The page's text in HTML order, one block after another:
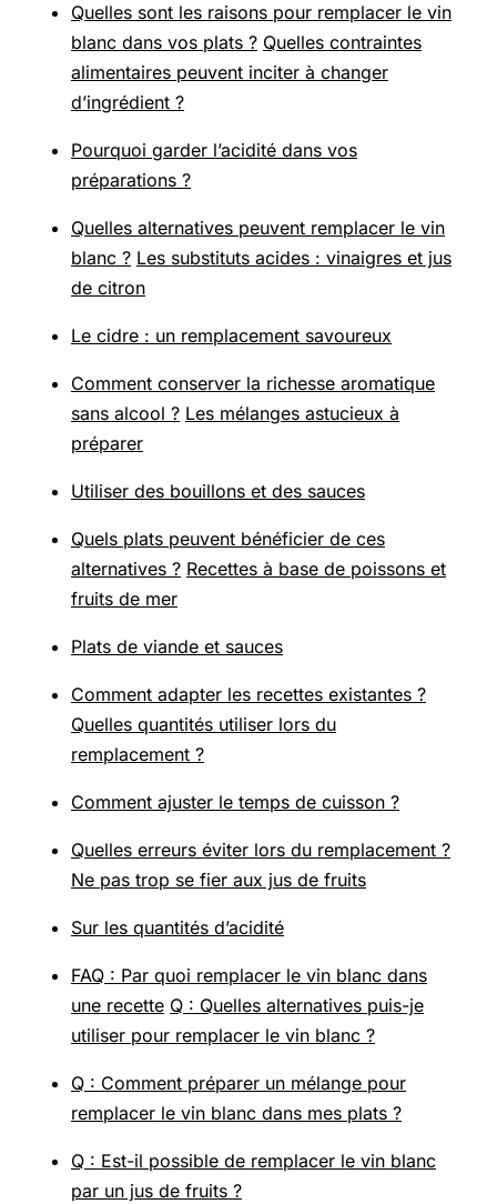
Quelles sont les raisons pour remplacer le vin
blanc dans vos plats ? Quelles contraintes
alimentaires peuvent inciter à changer
d’ingrédient ?
Pourquoi garder l’acidité dans vos
préparations ?
Quelles alternatives peuvent remplacer le vin
blanc ? Les substituts acides : vinaigres et jus
de citron
Le cidre : un remplacement savoureux
Comment conserver la richesse aromatique
sans alcool ? Les mélanges astucieux à
préparer
Utiliser des bouillons et des sauces
Quels plats peuvent bénéficier de ces
alternatives ? Recettes à base de poissons et
fruits de mer
Plats de viande et sauces
Comment adapter les recettes existantes ?
Quelles quantités utiliser lors du
remplacement ?
Comment ajuster le temps de cuisson ?
Quelles erreurs éviter lors du remplacement ?
Ne pas trop se fier aux jus de fruits
Sur les quantités d’acidité
FAQ : Par quoi remplacer le vin blanc dans
une recette Q : Quelles alternatives puis-je
utiliser pour remplacer le vin blanc ?
Q : Comment préparer un mélange pour
remplacer le vin blanc dans mes plats ?
Q : Est-il possible de remplacer le vin blanc
par un jus de fruits ?